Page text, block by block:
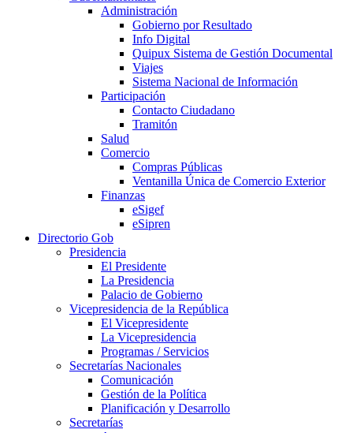
Administración
Gobierno por Resultado
Info Digital
Quipux Sistema de Gestión Documental
Viajes
Sistema Nacional de Información
Participación
Contacto Ciudadano
Tramitón
Salud
Comercio
Compras Públicas
Ventanilla Única de Comercio Exterior
Finanzas
eSigef
eSipren
Directorio Gob
Presidencia
El Presidente
La Presidencia
Palacio de Gobierno
Vicepresidencia de la República
El Vicepresidente
La Vicepresidencia
Programas / Servicios
Secretarías Nacionales
Comunicación
Gestión de la Política
Planificación y Desarrollo
Secretarías